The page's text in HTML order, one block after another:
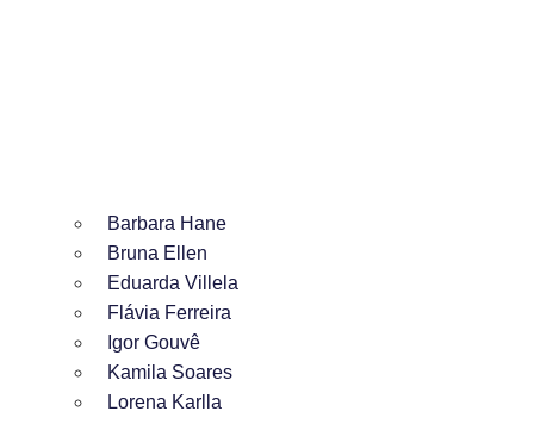
Barbara Hane
Bruna Ellen
Eduarda Villela
Flávia Ferreira
Igor Gouvê
Kamila Soares
Lorena Karlla